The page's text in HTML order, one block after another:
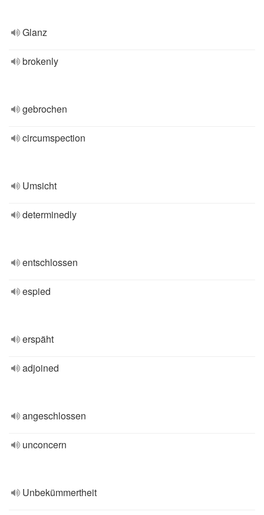
Glanz
brokenly
gebrochen
circumspection
Umsicht
determinedly
entschlossen
espied
erspäht
adjoined
angeschlossen
unconcern
Unbekümmertheit